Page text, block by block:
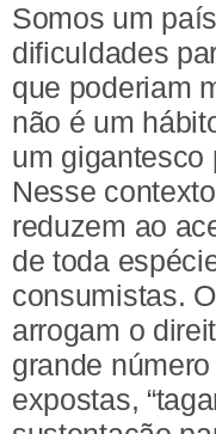
Somos um
dificuldades
que poderiam
não é um
um gigantesco
Nesse
reduzem ao
de toda
consumistas.
arrogam o
grande
expostas,